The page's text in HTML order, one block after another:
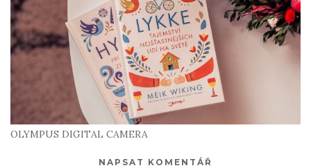
OLYMPUS DIGITAL CAMERA
NAPSAT KOMENTÁŘ